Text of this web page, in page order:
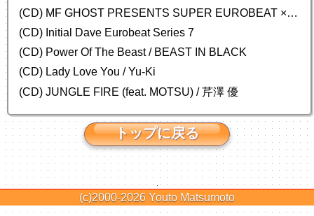
(CD) MF GHOST PRESENTS SUPER EUROBEAT × ORIGINAL SOUNDTRACK NEW COLLECTION
(CD) Initial Dave Eurobeat Series 7
(CD) Power Of The Beast / BEAST IN BLACK
(CD) Lady Love You / Yu-Ki
(CD) JUNGLE FIRE (feat. MOTSU) / 芹澤 優
トップに戻る
(c)2000-2026 Youto Matsumoto